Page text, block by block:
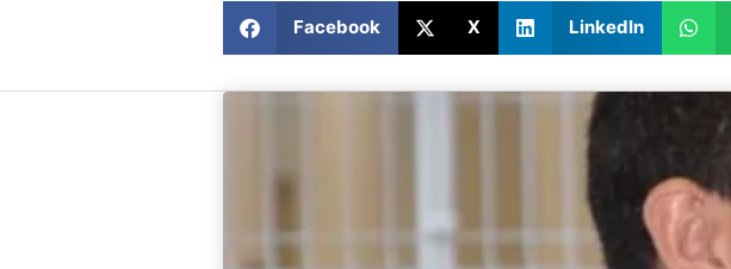
Facebook X LinkedIn